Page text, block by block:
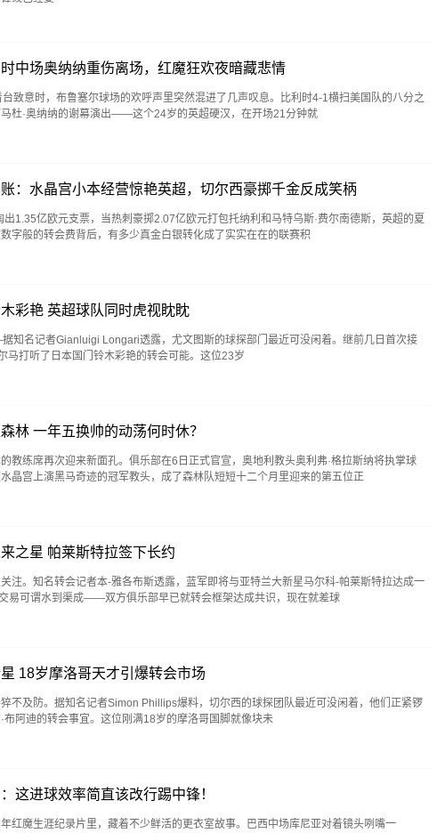
中场奥纳纳重伤离场，红魔狂欢夜暗藏悲情
致意时，布鲁塞尔球场的欢呼声里突然混进了几声叹息。比利时4-1横扫美国队的八分之
杜·奥纳纳的谢幕演出——这个24岁的英超硬汉，在开场21分钟就
：水晶宫小本经营惊艳英超，切尔西豪掷千金反成笑柄
出1.35亿欧元支票，当热刺豪掷2.07亿欧元打包托纳利和马特乌斯·费尔南德斯，英超的夏
字般的转会费背后，有多少真金白银转化成了实实在在的联赛积
彩艳 英超球队同时虎视眈眈
知名记者Gianluigi Longari透露，尤文图斯的球探部门最近可没闲着。继前几日首次接
马打听了日本国门铃木彩艳的转会可能。这位23岁
林 一年五换帅的动荡何时休？
教练席再次迎来新面孔。俱乐部在6日正式官宣，奥地利教头奥利弗·格拉斯纳将执掌球
晶宫上演黑马奇迹的冠军教头，成了森林队短短十二个月里迎来的第五位正
之星 帕莱斯特拉签下长约
注。知名转会记者本-雅各布斯透露，蓝军即将与亚特兰大新星马尔科-帕莱斯特拉达成一
易可谓水到渠成——双方俱乐部早已就转会框架达成共识，现在就差球
18岁摩洛哥天才引爆转会市场
不及防。据知名记者Simon Phillips爆料，切尔西的球探团队最近可没闲着，他们正紧锣
布阿迪的转会事宜。这位刚满18岁的摩洛哥国脚就像块未
这进球效率简直该改行踢中锋！
红魔生涯纪录片里，藏着不少鲜活的更衣室故事。巴西中场库尼亚对着镜头咧嘴一